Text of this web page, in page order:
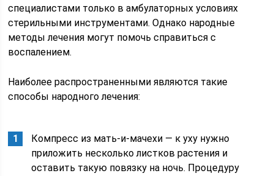
специалистами только в амбулаторных условиях
стерильными инструментами. Однако народные
методы лечения могут помочь справиться с
воспалением.
Наиболее распространенными являются такие
способы народного лечения:
Компресс из мать-и-мачехи — к уху нужно
приложить несколько листков растения и
оставить такую повязку на ночь. Процедуру